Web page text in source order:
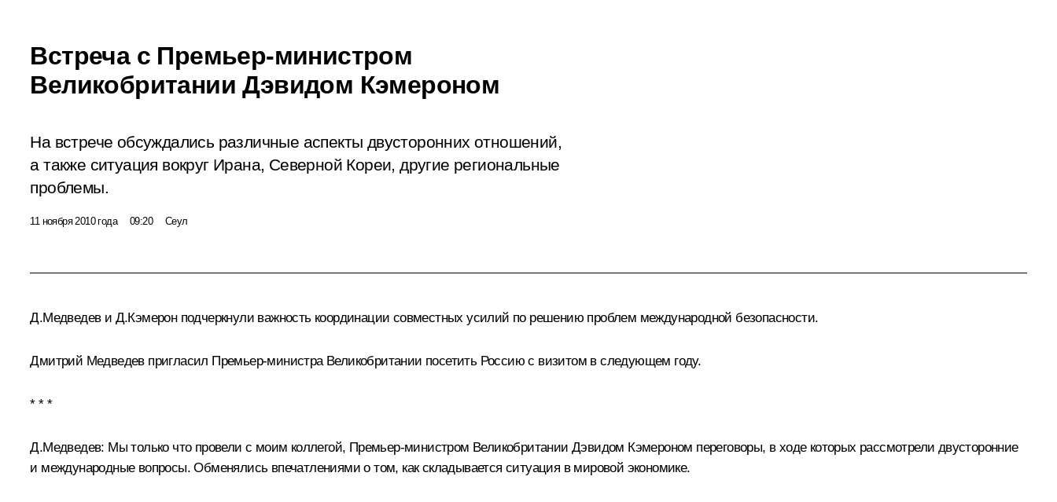
Встреча с Премьер-министром
Великобритании Дэвидом Кэмероном
На встрече обсуждались различные аспекты двусторонних отношений,
а также ситуация вокруг Ирана, Северной Кореи, другие региональные
проблемы.
11 ноября 2010 года 09:20 Сеул
Д.Медведев и Д.Кэмеронподчеркнули важность координации совместных усилий по решению проблем международной безопасности.
Дмитрий Медведев пригласил Премьер-министра Великобритании посетить Россию с визитом в следующем году.
* * *
Д.Медведев: Мы только что провели с моим коллегой, Премьер-министром Великобритании Дэвидом Кэмероном переговоры, в ходе которых рассмотрели двусторонние
и международные вопросы. Обменялись впечатлениями о том, как складывается ситуация в мировой экономике.